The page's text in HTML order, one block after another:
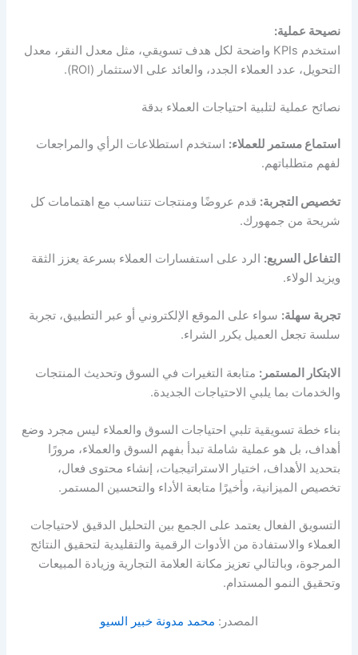
نصيحة عملية:
استخدم KPIs واضحة لكل هدف تسويقي، مثل معدل النقر، معدل
التحويل، عدد العملاء الجدد، والعائد على الاستثمار (ROI).
نصائح عملية لتلبية احتياجات العملاء بدقة
استماع مستمر للعملاء: استخدم استطلاعات الرأي والمراجعات
لفهم متطلباتهم.
تخصيص التجربة: قدم عروضًا ومنتجات تتناسب مع اهتمامات كل
شريحة من جمهورك.
التفاعل السريع: الرد على استفسارات العملاء بسرعة يعزز الثقة
ويزيد الولاء.
تجربة سهلة: سواء على الموقع الإلكتروني أو عبر التطبيق، تجربة
سلسة تجعل العميل يكرر الشراء.
الابتكار المستمر: متابعة التغيرات في السوق وتحديث المنتجات
والخدمات بما يلبي الاحتياجات الجديدة.
بناء خطة تسويقية تلبي احتياجات السوق والعملاء ليس مجرد وضع
أهداف، بل هو عملية شاملة تبدأ بفهم السوق والعملاء، مرورًا
بتحديد الأهداف، اختيار الاستراتيجيات، إنشاء محتوى فعال،
تخصيص الميزانية، وأخيرًا متابعة الأداء والتحسين المستمر.
التسويق الفعال يعتمد على الجمع بين التحليل الدقيق لاحتياجات
العملاء والاستفادة من الأدوات الرقمية والتقليدية لتحقيق النتائج
المرجوة، وبالتالي تعزيز مكانة العلامة التجارية وزيادة المبيعات
وتحقيق النمو المستدام.
المصدر: محمد مدونة خبير السيو